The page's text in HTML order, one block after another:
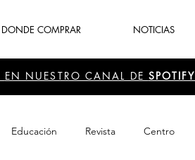
DONDE COMPRAR NOTICIAS
EN NUESTRO CANAL DE SPOTIFY
Educación Revista Centro